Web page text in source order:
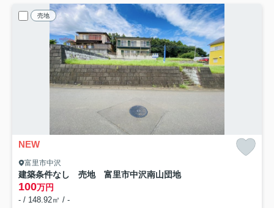
売地
NEW
富里市中沢
建築条件なし 売地 富里市中沢南山団地
100万円
- / 148.92㎡ / -